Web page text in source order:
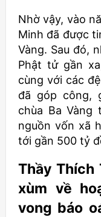
Nhờ vậy, vào
Minh đã được
Vàng. Sau đó,
Phật tử gần
cùng với các
đã góp công,
chùa Ba Vàng
nguồn vốn xã
tới gần 500 tỷ
Thầy Thích
xùm về
vong báo